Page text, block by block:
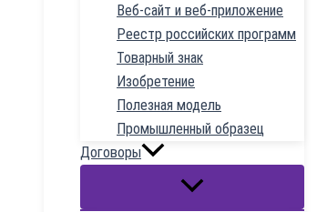
Веб-сайт и веб-приложение
Реестр российских программ
Товарный знак
Изобретение
Полезная модель
Промышленный образец
Договоры